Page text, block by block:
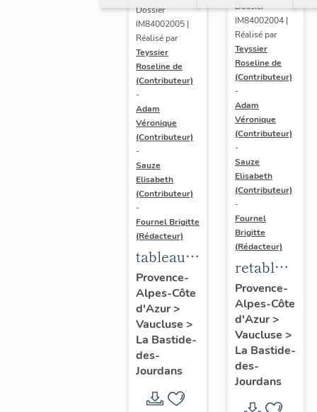
Dossier
IM84002005 |
Réalisé par
Teyssier
Roseline de
(Contributeur)
-
Adam
Véronique
(Contributeur)
-
Sauze
Elisabeth
(Contributeur)
-
Fournel Brigitte
(Rédacteur)
tableau
(2) :
Vierge à
l'Enfant
avec
Saint
Léon (?),
Saint
Provence-
Alpes-Côte
d'Azur>
Vaucluse >
La Bastide-
des-
Jourdans
Dossier
IM84002004 |
Réalisé par
Teyssier
Roseline de
(Contributeur)
-
Adam
Véronique
(Contributeur)
-
Sauze
Elisabeth
(Contributeur)
-
Fournel
Brigitte
(Rédacteur)
retable
du
maître-
autel
Provence-
Alpes-Côte
d'Azur>
Vaucluse >
La Bastide-
des-
Jourdans